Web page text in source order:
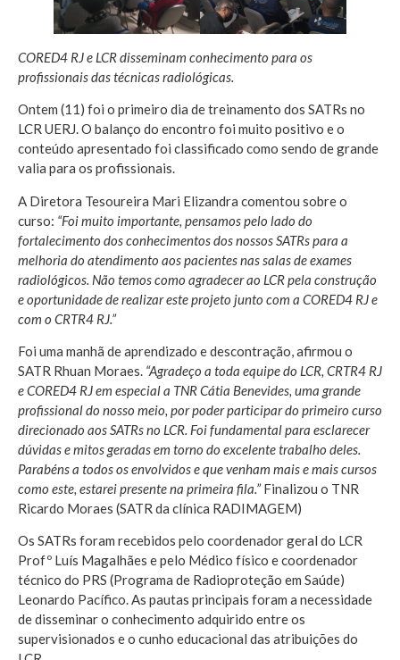
CORED4 RJ e LCR disseminam conhecimento para os
profissionais das técnicas radiológicas.
Ontem (11) foi o primeiro dia de treinamento dos SATRs no
LCR UERJ. O balanço do encontro foi muito positivo e o
conteúdo apresentado foi classificado como sendo de grande
valia para os profissionais.
A Diretora Tesoureira Mari Elizandra comentou sobre o
curso: “Foi muito importante, pensamos pelo lado do
fortalecimento dos conhecimentos dos nossos SATRs para a
melhoria do atendimento aos pacientes nas salas de exames
radiológicos. Não temos como agradecer ao LCR pela construção
e oportunidade de realizar este projeto junto com a CORED4 RJ e
com o CRTR4 RJ.”
Foi uma manhã de aprendizado e descontração, afirmou o
SATR Rhuan Moraes. “Agradeço a toda equipe do LCR, CRTR4 RJ
e CORED4 RJ em especial a TNR Cátia Benevides, uma grande
profissional do nosso meio, por poder participar do primeiro curso
direcionado aos SATRs no LCR. Foi fundamental para esclarecer
dúvidas e mitos geradas em torno do excelente trabalho deles.
Parabéns a todos os envolvidos e que venham mais e mais cursos
como este, estarei presente na primeira fila.”Finalizou o TNR
Ricardo Moraes (SATR da clínica RADIMAGEM)
Os SATRs foram recebidos pelo coordenador geral do LCR
Profº Luís Magalhães e pelo Médico físico e coordenador
técnico do PRS (Programa de Radioproteção em Saúde)
Leonardo Pacífico. As pautas principais foram a necessidade
de disseminar o conhecimento adquirido entre os
supervisionados e o cunho educacional das atribuições do